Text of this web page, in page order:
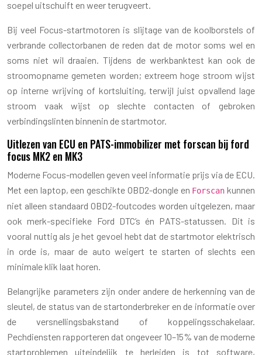
soepel uitschuift en weer terugveert.
Bij veel Focus-startmotoren is slijtage van de koolborstels of
verbrande collectorbanen de reden dat de motor soms wel en
soms niet wil draaien. Tijdens de werkbanktest kan ook de
stroomopname gemeten worden; extreem hoge stroom wijst
op interne wrijving of kortsluiting, terwijl juist opvallend lage
stroom vaak wijst op slechte contacten of gebroken
verbindingslinten binnenin de startmotor.
Uitlezen van ECU en PATS-immobilizer met forscan bij ford
focus MK2 en MK3
Moderne Focus-modellen geven veel informatie prijs via de ECU.
Met een laptop, een geschikte OBD2-dongle en Forscan kunnen
niet alleen standaard OBD2-foutcodes worden uitgelezen, maar
ook merk-specifieke Ford DTC’s én PATS-statussen. Dit is
vooral nuttig als je het gevoel hebt dat de startmotor elektrisch
in orde is, maar de auto weigert te starten of slechts een
minimale klik laat horen.
Belangrijke parameters zijn onder andere de herkenning van de
sleutel, de status van de startonderbreker en de informatie over
de versnellingsbakstand of koppelingsschakelaar.
Pechdiensten rapporteren dat ongeveer 10–15% van de moderne
startproblemen uiteindelijk te herleiden is tot software,